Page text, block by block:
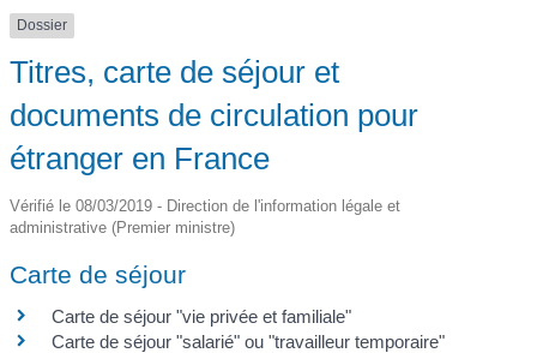
Dossier
Titres, carte de séjour et
documents de circulation pour
étranger en France
Vérifié le 08/03/2019 - Direction de l'information légale et
administrative (Premier ministre)
Carte de séjour
Carte de séjour "vie privée et familiale"
Carte de séjour "salarié" ou "travailleur temporaire"